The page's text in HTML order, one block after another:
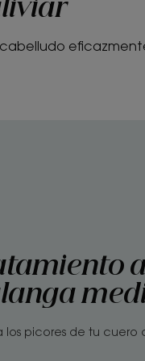
cabelludo
los picores de tu cuero